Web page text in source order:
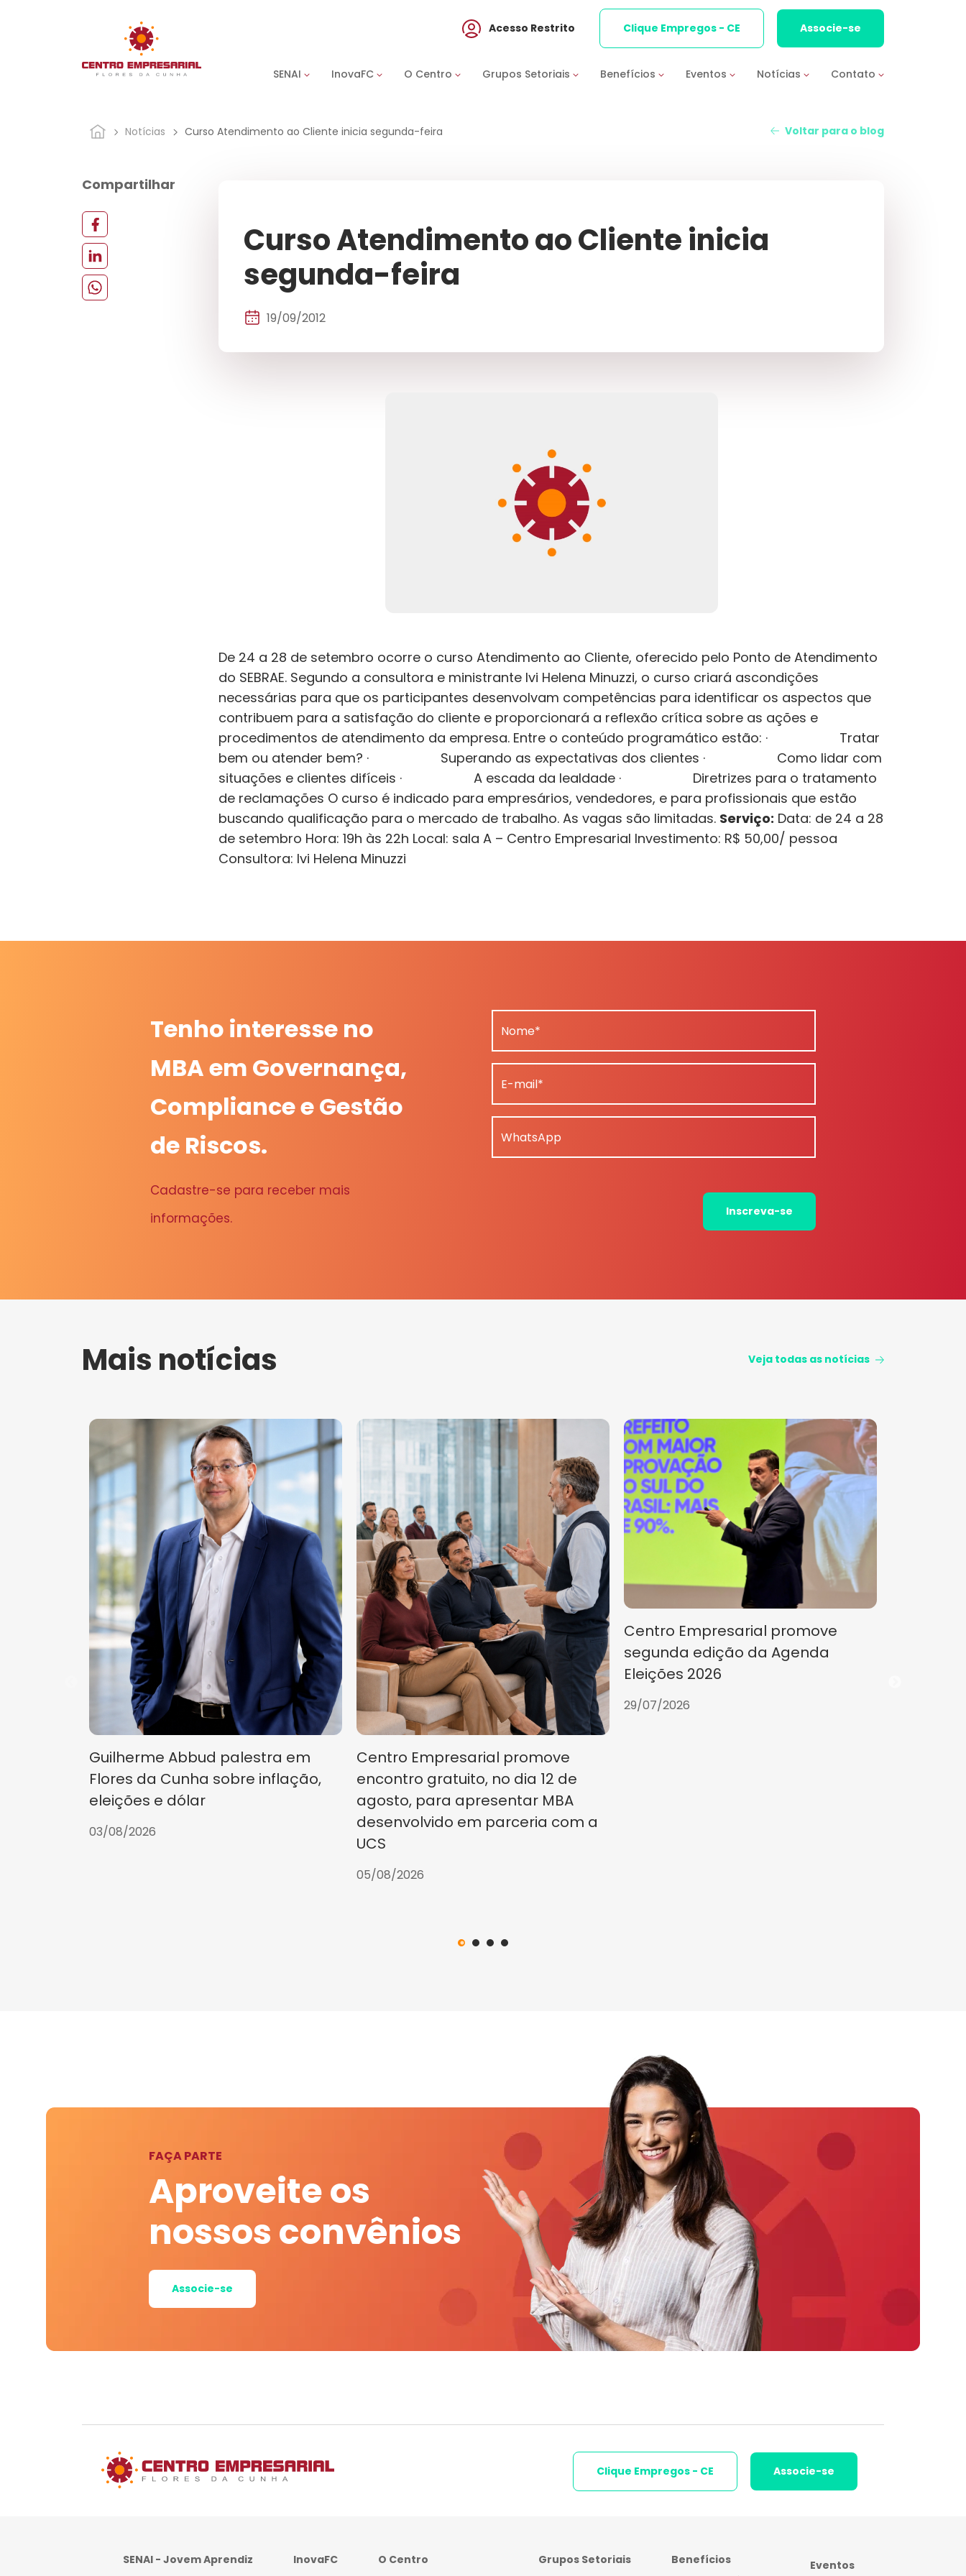
SENAI InovaFC O Centro Grupos Setoriais Benefícios Eventos Notícias Contato
Acesso Restrito Clique Empregos - CE Associe-se
Notícias Curso Atendimento ao Cliente inicia segunda-feira Voltar para o blog
Compartilhar
Curso Atendimento ao Cliente inicia
segunda-feira
19/09/2012
De 24 a 28 de setembro ocorre o curso Atendimento ao Cliente, oferecido pelo Ponto de Atendimento
do SEBRAE. Segundo a consultora e ministrante Ivi Helena Minuzzi, o curso criará ascondições
necessárias para que os participantes desenvolvam competências para identificar os aspectos que
contribuem para a satisfação do cliente e proporcionará a reflexão crítica sobre as ações e
procedimentos de atendimento da empresa. Entre o conteúdo programático estão: · Tratar
bem ou atender bem? · Superando as expectativas dos clientes · Como lidar com
situações e clientes difíceis · A escada da lealdade · Diretrizes para o tratamento
de reclamações O curso é indicado para empresários, vendedores, e para profissionais que estão
buscando qualificação para o mercado de trabalho. As vagas são limitadas. Serviço: Data: de 24 a 28
de setembro Hora: 19h às 22h Local: sala A – Centro Empresarial Investimento: R$ 50,00/ pessoa
Consultora: Ivi Helena Minuzzi
Tenho interesse no
MBA em Governança,
Compliance e Gestão
de Riscos.
Cadastre-se para receber mais
informações.
Nome*
E-mail*
WhatsApp
Inscreva-se
Mais notícias Veja todas as notícias
Guilherme Abbud palestra em
Flores da Cunha sobre inflação,
eleições e dólar
03/08/2026
Centro Empresarial promove
encontro gratuito, no dia 12 de
agosto, para apresentar MBA
desenvolvido em parceria com a
UCS
05/08/2026
Centro Empresarial promove
segunda edição da Agenda
Eleições 2026
29/07/2026
FAÇA PARTE
Aproveite os
nossos convênios
Associe-se
Clique Empregos - CE Associe-se
SENAI - Jovem Aprendiz
InovaFC
O Centro
Grupos Setoriais
Benefícios
Eventos